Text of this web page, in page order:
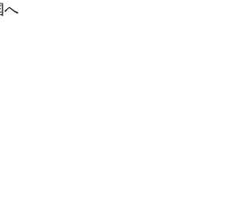
へ